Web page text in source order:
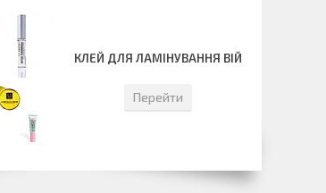
КЛЕЙ ДЛЯ ЛАМІНУВАННЯ ВІЙ
Перейти